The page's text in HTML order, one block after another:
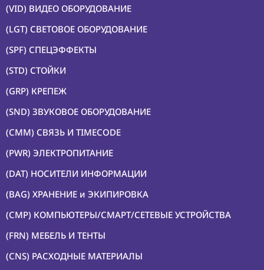
(VID) ВИДЕО ОБОРУДОВАНИЕ
(LGT) СВЕТОВОЕ ОБОРУДОВАНИЕ
(SPF) СПЕЦЭФФЕКТЫ
(STD) СТОЙКИ
(GRP) КРЕПЕЖ
(SND) ЗВУКОВОЕ ОБОРУДОВАНИЕ
(CMM) СВЯЗЬ И TIMECODE
(PWR) ЭЛЕКТРОПИТАНИЕ
(DAT) НОСИТЕЛИ ИНФОРМАЦИИ
(BAG) ХРАНЕНИЕ и ЭКИПИРОВКА
(CMP) КОМПЬЮТЕРЫ/СМАРТ/СЕТЕВЫЕ УСТРОЙСТВА
(FRN) МЕБЕЛЬ И ТЕНТЫ
(CNS) РАСХОДНЫЕ МАТЕРИАЛЫ